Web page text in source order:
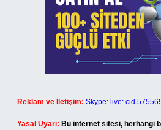
Reklam ve İletişim: Skype:
Yasal Uyarı: Bu internet sitesi, herhangi